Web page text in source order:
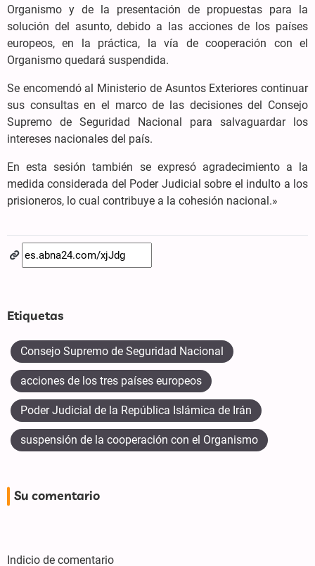
Organismo y de la presentación de propuestas para la
solución del asunto, debido a las acciones de los países
europeos, en la práctica, la vía de cooperación con el
Organismo quedará suspendida.
Se encomendó al Ministerio de Asuntos Exteriores continuar
sus consultas en el marco de las decisiones del Consejo
Supremo de Seguridad Nacional para salvaguardar los
intereses nacionales del país.
En esta sesión también se expresó agradecimiento a la
medida considerada del Poder Judicial sobre el indulto a los
prisioneros, lo cual contribuye a la cohesión nacional.»
Etiquetas
Consejo Supremo de Seguridad Nacional
acciones de los tres países europeos
Poder Judicial de la República Islámica de Irán
suspensión de la cooperación con el Organismo
Su comentario
Indicio de comentario